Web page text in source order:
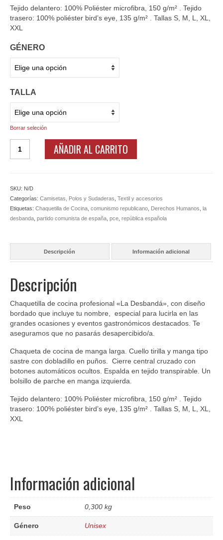
Tejido delantero: 100% Poliéster microfibra, 150 g/m² . Tejido
trasero: 100% poliéster bird’s eye, 135 g/m² . Tallas S, M, L, XL,
XXL
GÉNERO
TALLA
Borrar seleción
Profesional
cantidad
AÑADIR AL CARRITO
SKU: N/D
Categorías: Camisetas, Polos y Sudaderas Textil y accesorios
Etiquetas: Chaquetilla de Cocina comunismo republicano Derechos Humanos la
desbanda partido comunista de españa pce república española
Descripción Información adicional
Descripción
Chaquetilla de cocina profesional «La Desbandá», con diseño
bordado que incluye tu nombre, especial para lucirla en las
grandes ocasiones y eventos gastronómicos destacados. Te
aseguramos que no pasarás desapercibido/a.
Chaqueta de cocina de manga larga. Cuello tirilla y manga tipo
sastre con dobladillo en puños. Cierre central cruzado con
botones automáticos ocultos. Espalda en tejido transpirable. Un
bolsillo de parche en manga izquierda.
Tejido delantero: 100% Poliéster microfibra, 150 g/m² . Tejido
trasero: 100% poliéster bird’s eye, 135 g/m² . Tallas S, M, L, XL,
XXL
Información adicional
Peso 0,300 kg
Género Unisex